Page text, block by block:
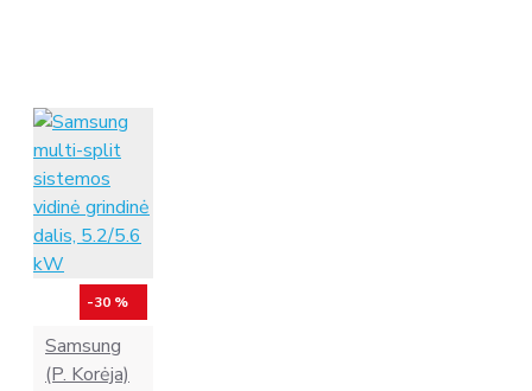
-30 %
Samsung
(P. Korėja)